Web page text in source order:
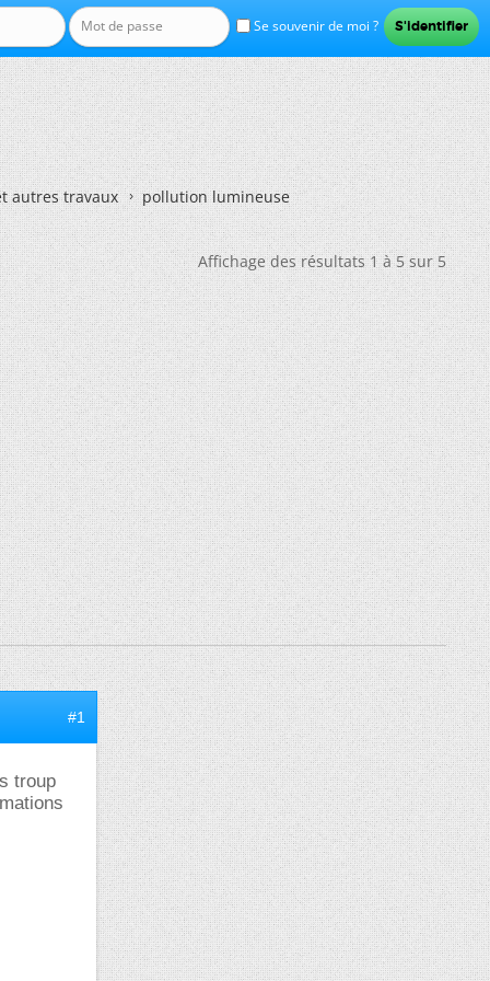
Se souvenir de moi ?
autres travaux pollution lumineuse
Affichage des résultats 1 à 5 sur 5
#1
troup